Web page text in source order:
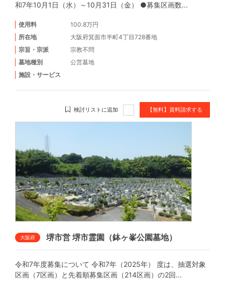
和7年10月1日（水）～10月31日（金） ●募集区画数...
使用料
100.8万円
所在地
大阪府箕面市半町4丁目728番地
宗旨・宗派
宗教不問
墓地種別
公営墓地
施設・サービス
検討リストに追加 【無料】資料請求する
大阪府 堺市営 堺市霊園（鉢ヶ峯公園墓地）
令和7年度募集について 令和7年（2025年） 度は、抽選対象
区画（7区画）と先着順募集区画（214区画）の2回...